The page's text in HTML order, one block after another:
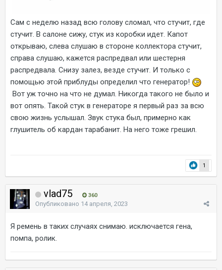
Сам с неделю назад всю голову сломал, что стучит, где
стучит. В салоне сижу, стук из коробки идет. Капот
открываю, слева слушаю в стороне коллектора стучит,
справа слушаю, кажется распредвал или шестерня
распредвала. Снизу залез, везде стучит. И только с
помощью этой приблуды определил что генератор!
Вот уж точно на что не думал. Никогда такого не было и
вот опять. Такой стук в генераторе я первый раз за всю
свою жизнь услышал. Звук стука был, примерно как
глушитель об кардан тарабанит. На него тоже грешил.
1
vlad75 360
Опубликовано 14 апреля, 2023
Я ремень в таких случаях снимаю. исключается гена,
помпа, ролик.